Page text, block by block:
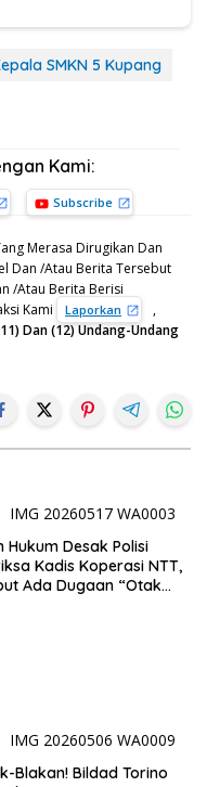
SMKN 5 Kupang
Kami:
Subscribe
Merasa Dirugikan Dan
Dan /Atau Berita Tersebut
/Atau Berita Berisi
Kami
Laporkan
,
Dan (12) Undang-Undang
Hukum Desak Polisi
Kadis Koperasi NTT,
Ada Dugaan “Otak
Blakan! Bildad Torino